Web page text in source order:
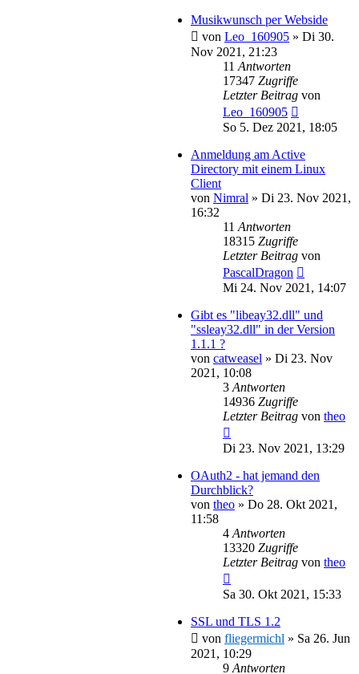
Musikwunsch per Webside
von Leo_160905 » Di 30.
Nov 2021, 21:23
11 Antworten
17347 Zugriffe
Letzter Beitrag von
Leo_160905
So 5. Dez 2021, 18:05
Anmeldung am Active
Directory mit einem Linux
Client
von Nimral » Di 23. Nov 2021,
16:32
11 Antworten
18315 Zugriffe
Letzter Beitrag von
PascalDragon
Mi 24. Nov 2021, 14:07
Gibt es "libeay32.dll" und
"ssleay32.dll" in der Version
1.1.1 ?
von catweasel » Di 23. Nov
2021, 10:08
3 Antworten
14936 Zugriffe
Letzter Beitrag von theo
Di 23. Nov 2021, 13:29
OAuth2 - hat jemand den
Durchblick?
von theo » Do 28. Okt 2021,
11:58
4 Antworten
13320 Zugriffe
Letzter Beitrag von theo
Sa 30. Okt 2021, 15:33
SSL und TLS 1.2
von fliegermichl » Sa 26. Jun
2021, 10:29
9 Antworten